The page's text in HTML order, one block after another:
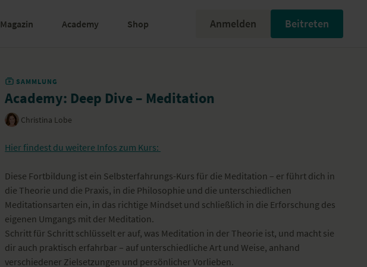
Magazin Academy Shop Anmelden Beitreten
SAMMLUNG
Academy: Deep Dive – Meditation
Christina Lobe
Hier findest du weitere Infos zum Kurs:
Diese Fortbildung ist ein Selbsterfahrungs-Kurs für die Meditation – er führt dich in
die Theorie und die Praxis, in die Philosophie und die unterschiedlichen
Meditationsarten ein, in das richtige Mindset und schließlich in die Erforschung des
eigenen Umgangs mit der Meditation.
Schritt für Schritt schlüsselt er auf, was Meditation in der Theorie ist, und macht sie
dir auch praktisch erfahrbar – auf unterschiedliche Art und Weise, anhand
verschiedener Zielsetzungen und persönlicher Vorlieben.